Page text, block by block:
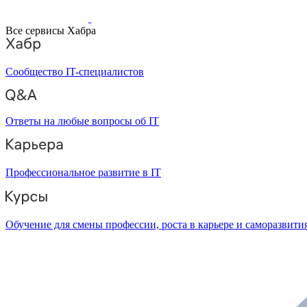
Все сервисы Хабра
Сообщество IT-специалистов
Ответы на любые вопросы об IT
Профессиональное развитие в IT
Обучение для смены профессии, роста в карьере и